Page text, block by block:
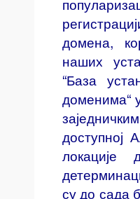
домена,
наших
“База
доменима“
доступној
локације
су до сада